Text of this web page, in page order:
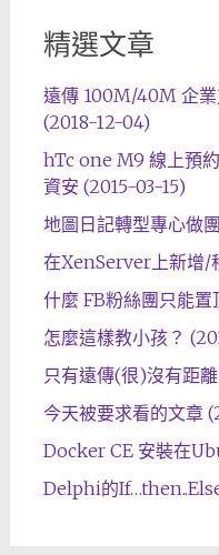
精選文章
遠傳 100M/40M 企
(2018-12-04)
hTc one M9 線上預
資安 (2015-03-15)
地圖日記轉型專心做
在XenServer上新增/
什麼 FB粉絲團只能
怎麼這樣教小孩？
只有遠傳(很)沒有距
今天被要求看的文章
Docker CE 安裝在
Delphi的